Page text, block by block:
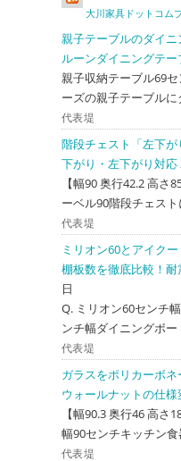
大川家具ドットコム
親子テーブルのダイ
ルーンダイニングテ
親子収納テーブル69
ーズの親子テーブル
代表堤
階段チェスト「左下
下がり・左下がり対応
【幅90 奥行42.2 高さ
ーベル90階段チェス
代表堤
ミリオン60とアイク
棚板数を徹底比較！
日
Q. ミリオン60センチ
ンチ幅ダイニングボ
代表堤
ガラスをポリカーボ
ウォールナットの仕様
【幅90.3 奥行46 高さ
幅90センチキッチン
代表堤